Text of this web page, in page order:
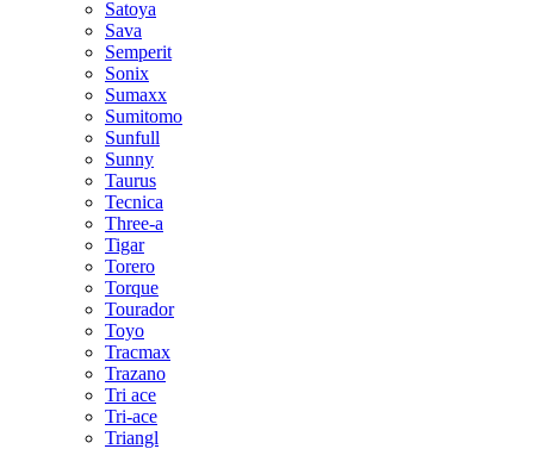
Satoya
Sava
Semperit
Sonix
Sumaxx
Sumitomo
Sunfull
Sunny
Taurus
Tecnica
Three-a
Tigar
Torero
Torque
Tourador
Toyo
Tracmax
Trazano
Tri ace
Tri-ace
Triangl